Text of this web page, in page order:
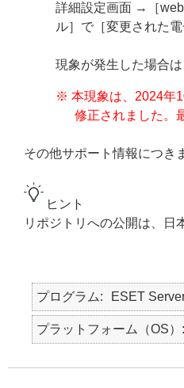
詳細設定画面 →［
ル］で［変更された
現象が発生した場合
※ 本現象は、2024年
修正されました。
その他サポート情報につき
ヒント
リポジトリへの公開は、日
プログラム ESET
プラットフォーム（OS）